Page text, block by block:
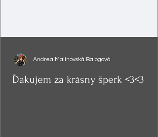
Ďakujem za krásny šperk <3<3
Andrea Malinovská Balogová